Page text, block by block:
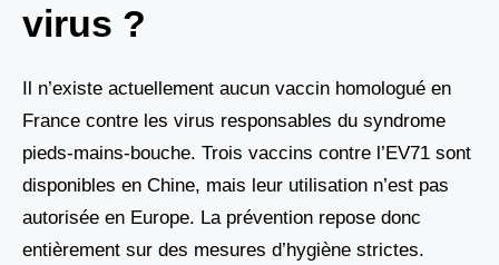
virus ?
Il n’existe actuellement aucun vaccin homologué en
France contre les virus responsables du syndrome
pieds-mains-bouche. Trois vaccins contre l’EV71 sont
disponibles en Chine, mais leur utilisation n’est pas
autorisée en Europe. La prévention repose donc
entièrement sur des mesures d’hygiène strictes.